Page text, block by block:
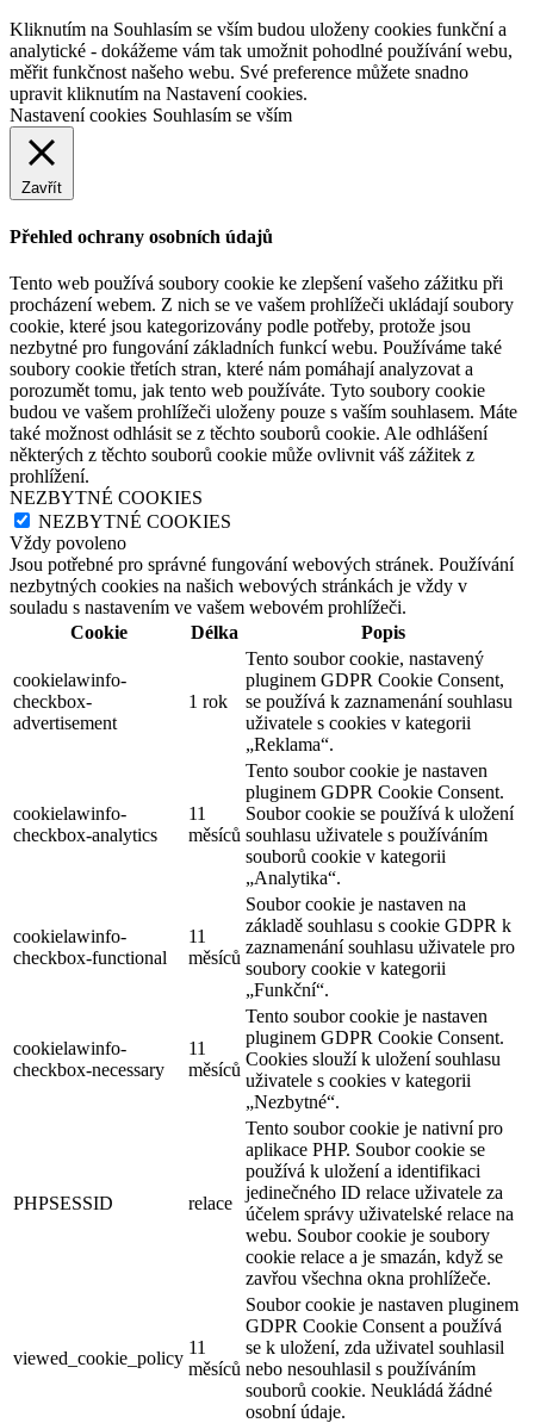
Kliknutím na Souhlasím se vším budou uloženy cookies funkční a
analytické - dokážeme vám tak umožnit pohodlné používání webu,
měřit funkčnost našeho webu. Své preference můžete snadno
upravit kliknutím na Nastavení cookies.
Nastavení cookies Souhlasím se vším
Zavřít
Přehled ochrany osobních údajů
Tento web používá soubory cookie ke zlepšení vašeho zážitku při
procházení webem. Z nich se ve vašem prohlížeči ukládají soubory
cookie, které jsou kategorizovány podle potřeby, protože jsou
nezbytné pro fungování základních funkcí webu. Používáme také
soubory cookie třetích stran, které nám pomáhají analyzovat a
porozumět tomu, jak tento web používáte. Tyto soubory cookie
budou ve vašem prohlížeči uloženy pouze s vaším souhlasem. Máte
také možnost odhlásit se z těchto souborů cookie. Ale odhlášení
některých z těchto souborů cookie může ovlivnit váš zážitek z
prohlížení.
NEZBYTNÉ COOKIES
NEZBYTNÉ COOKIES
Vždy povoleno
Jsou potřebné pro správné fungování webových stránek. Používání
nezbytných cookies na našich webových stránkách je vždy v
souladu s nastavením ve vašem webovém prohlížeči.
Cookie
Délka Popis
cookielawinfo-
checkbox-
advertisement
1 rok
Tento soubor cookie, nastavený
pluginem GDPR Cookie Consent,
se používá k zaznamenání souhlasu
uživatele s cookies v kategorii
„Reklama“.
cookielawinfo-
checkbox-analytics
11
měsíců
Tento soubor cookie je nastaven
pluginem GDPR Cookie Consent.
Soubor cookie se používá k uložení
souhlasu uživatele s používáním
souborů cookie v kategorii
„Analytika“.
cookielawinfo-
checkbox-functional
11
měsíců
Soubor cookie je nastaven na
základě souhlasu s cookie GDPR k
zaznamenání souhlasu uživatele pro
soubory cookie v kategorii
„Funkční“.
cookielawinfo-
checkbox-necessary
11
měsíců
Tento soubor cookie je nastaven
pluginem GDPR Cookie Consent.
Cookies slouží k uložení souhlasu
uživatele s cookies v kategorii
„Nezbytné“.
PHPSESSID relace
Tento soubor cookie je nativní pro
aplikace PHP. Soubor cookie se
používá k uložení a identifikaci
jedinečného ID relace uživatele za
účelem správy uživatelské relace na
webu. Soubor cookie je soubory
cookie relace a je smazán, když se
zavřou všechna okna prohlížeče.
viewed_cookie_policy
11
měsíců
Soubor cookie je nastaven pluginem
GDPR Cookie Consent a používá
se k uložení, zda uživatel souhlasil
nebo nesouhlasil s používáním
souborů cookie. Neukládá žádné
osobní údaje.